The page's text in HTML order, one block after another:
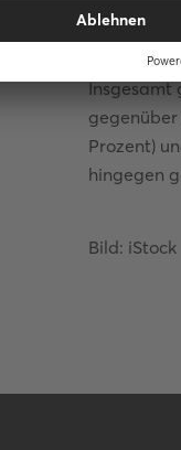
Insgesamt
Prozent)
hingegen
Bild: iStock